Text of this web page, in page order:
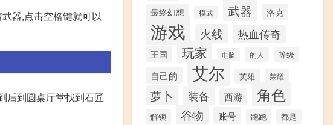
器,点击空格键就可以
后到圆桌厅堂找到石匠
最终幻想 模式 武器 洛克
游戏 火线 热血传奇
王国 玩家 电脑 的人 等级
自己的 艾尔 英雄 荣耀
萝卜 装备 西游 角色
解锁 谷物 账号 跑跑 都是